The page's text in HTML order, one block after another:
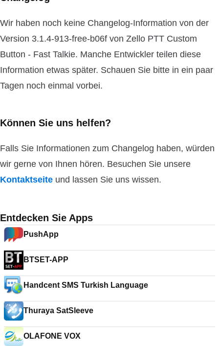
Wir haben noch keine Changelog-Information von der
Version 3.1.4-913-free-b06f von Zello PTT Custom
Button - Fast Talkie. Manche Entwickler teilen diese
Information etwas später. Schauen Sie bitte in ein paar
Tagen noch einmal vorbei.
Können Sie uns helfen?
Falls Sie Informationen zum Changelog haben, würden
wir gerne von Ihnen hören. Besuchen Sie unsere
Kontaktseite und lassen Sie uns wissen.
Entdecken Sie Apps
PushApp
BTSET-APP
Handcent SMS Turkish Language
Thuraya SatSleeve
OLAFONE VOX